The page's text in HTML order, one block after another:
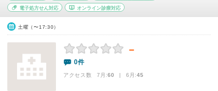
電子処方せん対応 オンライン診療対応
土曜（〜17:30）
－
0件
アクセス数 7月:60 | 6月:45